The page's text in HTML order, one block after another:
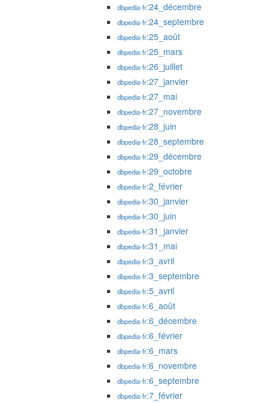
dbpedia-fr:24_décembre
dbpedia-fr:24_septembre
dbpedia-fr:25_août
dbpedia-fr:25_mars
dbpedia-fr:26_juillet
dbpedia-fr:27_janvier
dbpedia-fr:27_mai
dbpedia-fr:27_novembre
dbpedia-fr:28_juin
dbpedia-fr:28_septembre
dbpedia-fr:29_décembre
dbpedia-fr:29_octobre
dbpedia-fr:2_février
dbpedia-fr:30_janvier
dbpedia-fr:30_juin
dbpedia-fr:31_janvier
dbpedia-fr:31_mai
dbpedia-fr:3_avril
dbpedia-fr:3_septembre
dbpedia-fr:5_avril
dbpedia-fr:6_août
dbpedia-fr:6_décembre
dbpedia-fr:6_février
dbpedia-fr:6_mars
dbpedia-fr:6_novembre
dbpedia-fr:6_septembre
dbpedia-fr:7_février